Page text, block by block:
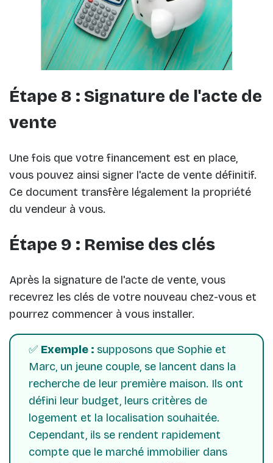
Étape 8 : Signature de l'acte de
vente
Une fois que votre financement est en place,
vous pouvez ainsi signer l'acte de vente définitif.
Ce document transfère légalement la propriété
du vendeur à vous.
Étape 9 : Remise des clés
Après la signature de l'acte de vente, vous
recevrez les clés de votre nouveau chez-vous et
pourrez commencer à vous installer.
✅ Exemple : supposons que Sophie et
Marc, un jeune couple, se lancent dans la
recherche de leur première maison. Ils ont
défini leur budget, leurs critères de
logement et la localisation souhaitée.
Cependant, ils se rendent rapidement
compte que le marché immobilier dans